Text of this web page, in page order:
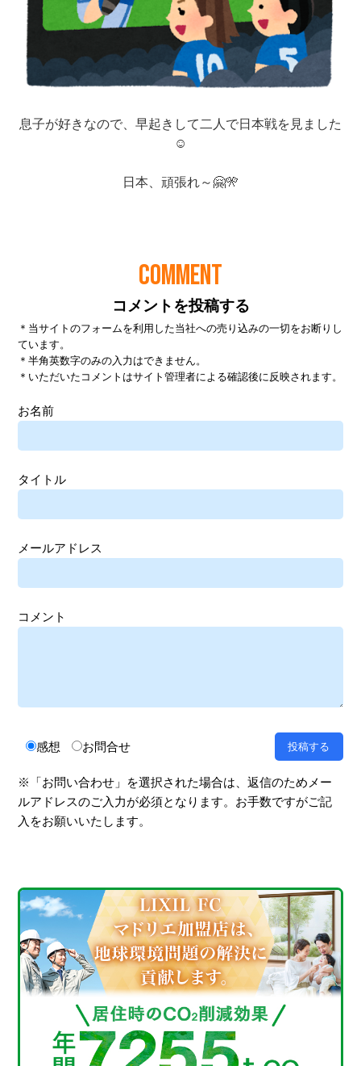
COMMENT
コメントを投稿する
＊当サイトのフォームを利用した当社への売り込みの一切をお断りし
ています。
＊半角英数字のみの入力はできません。
＊いただいたコメントはサイト管理者による確認後に反映されます。
お名前
タイトル
メールアドレス
コメント
感想 お問合せ
※「お問い合わせ」を選択された場合は、返信のためメー
ルアドレスのご入力が必須となります。お手数ですがご記
入をお願いいたします。